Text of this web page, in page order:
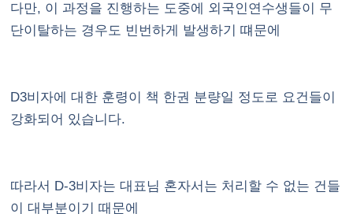
다만, 이 과정을 진행하는 도중에 외국인연수생들이 무
단이탈하는 경우도 빈번하게 발생하기 떄문에
D3비자에 대한 훈령이 책 한권 분량일 정도로 요건들이
강화되어 있습니다.
따라서 D-3비자는 대표님 혼자서는 처리할 수 없는 건들
이 대부분이기 때문에